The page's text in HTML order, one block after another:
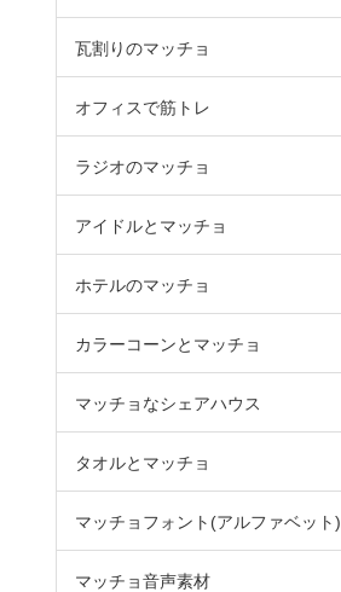
瓦割りのマッチョ
オフィスで筋トレ
ラジオのマッチョ
アイドルとマッチョ
ホテルのマッチョ
カラーコーンとマッチョ
マッチョなシェアハウス
タオルとマッチョ
マッチョフォント(アルファベット)
マッチョ音声素材